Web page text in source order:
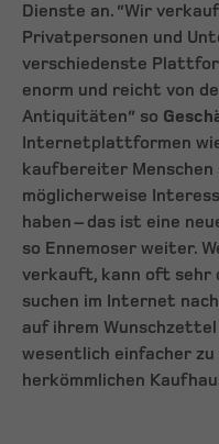
Dienste an. “Wir
Privatpersonen und
verschiedenste
enorm und reicht von
Antiquitäten“ so
Internetplattformen
kaufbereiter Menschen
möglicherweise
haben – das ist eine
so Ennemoser weiter.
verkauft, kann oft sehr
suchen im Internet
auf ihrem
wesentlich einfacher zu
herkömmlichen